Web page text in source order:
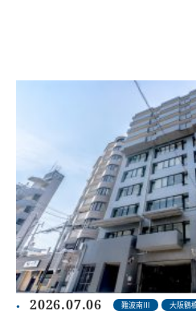
2026.07.06 難波南Ⅲ 大阪鶴